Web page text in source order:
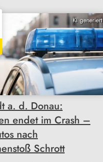
KI generiert
a. d. Donau:
endet im Crash –
nach
Schrott